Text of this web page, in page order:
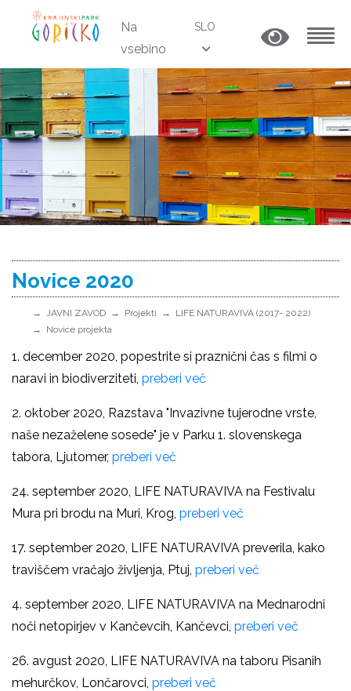
Na
vsebino
SLO
Novice 2020
JAVNI ZAVOD Projekti
LIFE NATURAVIVA (2017- 2022)
Novice projekta
1. december 2020, popestrite si praznični čas s filmi o
naravi in biodiverziteti, preberi več
2. oktober 2020, Razstava "Invazivne tujerodne vrste,
naše nezaželene sosede" je v Parku 1. slovenskega
tabora, Ljutomer, preberi več
24. september 2020, LIFE NATURAVIVA na Festivalu
Mura pri brodu na Muri, Krog, preberi več
17. september 2020, LIFE NATURAVIVA preverila, kako
traviščem vračajo življenja, Ptuj, preberi več
4. september 2020, LIFE NATURAVIVA na Mednarodni
noči netopirjev v Kančevcih, Kančevci, preberi več
26. avgust 2020, LIFE NATURAVIVA na taboru Pisanih
mehurčkov, Lončarovci, preberi več